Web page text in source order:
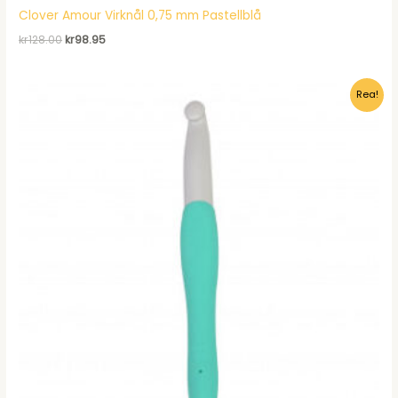
Clover Amour Virknål 0,75 mm Pastellblå
kr128.00Det
kr98.95Det
Rea!